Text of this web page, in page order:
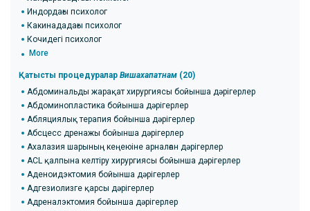
Индордағы психолог
Какинададағы психолог
Кочидегі психолог
More
Қатысты процедуралар Вишахапатнам (20)
Абдоминальды жарақат хирургиясы бойынша дәрігерлер
Абдоминопластика бойынша дәрігерлер
Абляциялық терапия бойынша дәрігерлер
Абсцесс дренажы бойынша дәрігерлер
Ахалазия шарының кеңеюіне арналған дәрігерлер
ACL қалпына келтіру хирургиясы бойынша дәрігерлер
Аденоидэктомия бойынша дәрігерлер
Адгезиолизге қарсы дәрігерлер
Адреналэктомия бойынша дәрігерлер